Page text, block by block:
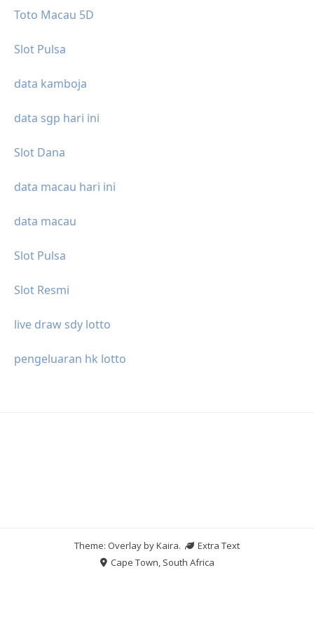
Toto Macau 5D
Slot Pulsa
data kamboja
data sgp hari ini
Slot Dana
data macau hari ini
data macau
Slot Pulsa
Slot Resmi
live draw sdy lotto
pengeluaran hk lotto
Theme: Overlay byKaira.
Extra Text
Cape Town, South Africa